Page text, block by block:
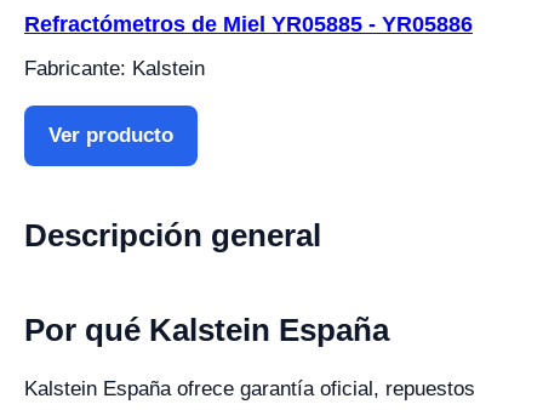
Refractómetros de Miel YR05885 - YR05886
Fabricante: Kalstein
Ver producto
Descripción general
Por qué Kalstein España
Kalstein España ofrece garantía oficial, repuestos